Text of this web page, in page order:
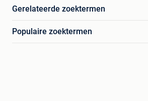
Gerelateerde zoektermen
Populaire zoektermen